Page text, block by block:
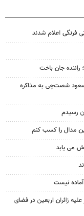
فرنگی اعلام شدند
راننده جان باخت
شصت‌چی به مذاکره
رسیدم
مدال را کسب کنم
نیست
زائران اربعین در فضای